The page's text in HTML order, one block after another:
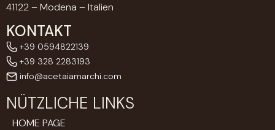
41122 – Modena – Italien
KONTAKT
+39 0594822139
+39 328 2283193
info@acetaiamarchi.com
NÜTZLICHE LINKS
HOME PAGE